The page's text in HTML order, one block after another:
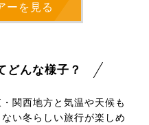
ーを見る
どんな様子？
関西地方と気温や天候も
い冬らしい旅行が楽しめ